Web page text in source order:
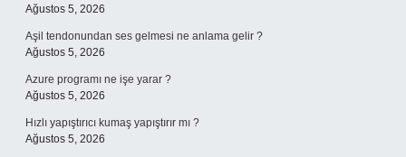
Ağustos 5, 2026
Aşil tendonundan ses gelmesi ne anlama gelir ?
Ağustos 5, 2026
Azure programı ne işe yarar ?
Ağustos 5, 2026
Hızlı yapıştırıcı kumaş yapıştırır mı ?
Ağustos 5, 2026